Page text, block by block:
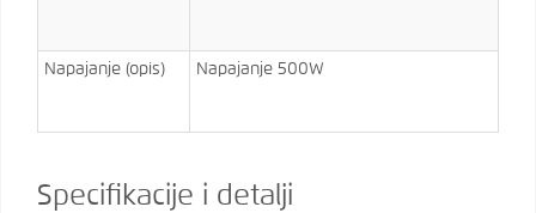
Napajanje (opis) Napajanje 500W
Specifikacije i detalji